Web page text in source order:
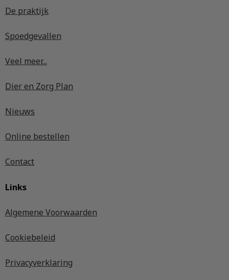
De praktijk
Spoedgevallen
Veel meer...
Dier en Zorg Plan
Nieuws
Online bestellen
Contact
Links
Algemene Voorwaarden
Cookiebeleid
Privacyverklaring